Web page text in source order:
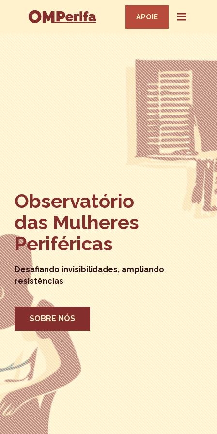
APOIE
Observatório
das Mulheres
Periféricas
Desafiando invisibilidades, ampliando
resistências
SOBRE NÓS